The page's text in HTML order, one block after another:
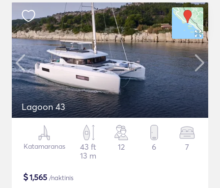
Lagoon 43
Katamaranas
43 ft
13 m
12 6 7
$1,565 /naktinis